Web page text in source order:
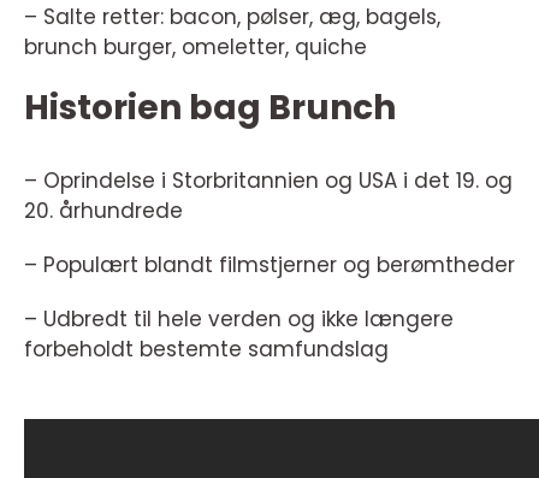
– Salte retter: bacon, pølser, æg, bagels,
brunch burger, omeletter, quiche
Historien bag Brunch
– Oprindelse i Storbritannien og USA i det 19. og
20. århundrede
– Populært blandt filmstjerner og berømtheder
– Udbredt til hele verden og ikke længere
forbeholdt bestemte samfundslag